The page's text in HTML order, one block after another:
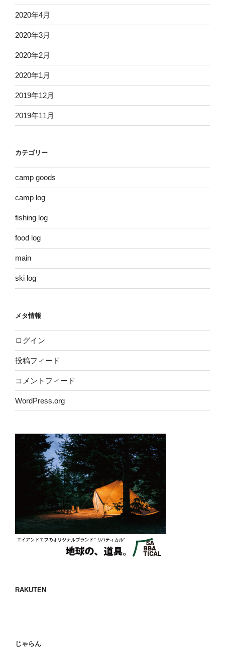
2020年4月
2020年3月
2020年2月
2020年1月
2019年12月
2019年11月
カテゴリー
camp goods
camp log
fishing log
food log
main
ski log
メタ情報
ログイン
投稿フィード
コメントフィード
WordPress.org
RAKUTEN